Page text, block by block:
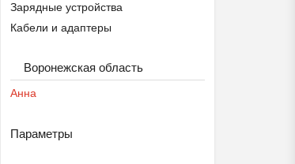
Зарядные устройства
Кабели и адаптеры
Запчасти
Чехлы и плёнки
Воронежская область
Анна
Параметры